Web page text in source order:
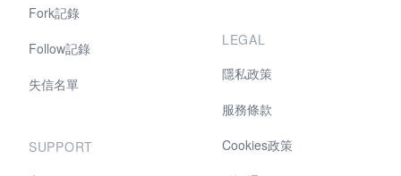
Fork記錄
Follow記錄
失信名單
SUPPORT
LEGAL
隱私政策
服務條款
Cookies政策